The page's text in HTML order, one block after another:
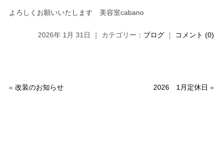
よろしくお願いいたします 美容室cabano
2026年 1月 31日 ｜ カテゴリー： ブログ ｜ コメント (0)
« 改装のお知らせ 2026 1月定休日 »